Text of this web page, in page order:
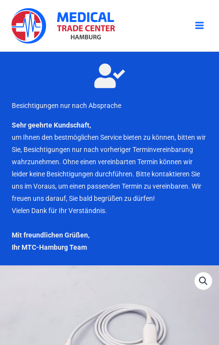
Inhalt
springen
Besichtigungen nur nach Absprache
Sehr geehrte Kundschaft,
um Ihnen den bestmöglichen Service bieten zu können, bitten wir
Sie, Besichtigungen nur nach vorheriger Terminvereinbarung
wahrzunehmen. Ohne einen vereinbarten Termin können wir
leider keine Besichtigungen durchführen. Bitte kontaktieren Sie
uns im Voraus, um einen passenden Termin zu vereinbaren. Wir
freuen uns darauf, Sie bald begrüßen zu dürfen!
Vielen Dank für Ihr Verständnis.
Mit freundlichen Grüßen,
Ihr MTC-Hamburg Team